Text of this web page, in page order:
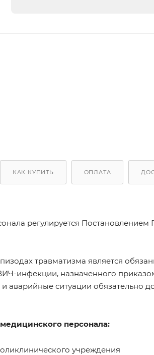
КАК КУПИТЬ ОПЛАТА
регулируется Постановлением
травматизма является
инфекции, назначенного
аварийные ситуации обязательно
персонала:
учреждения